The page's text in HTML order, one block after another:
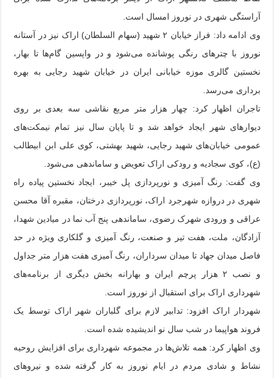
آراستگی شهری در نوروز امسال است.
وی ادامه داد: فراز خیابان ۲ شهید (سهام السلطان) اراک نیز در آستانه
نوروز با چترهای رنگی پوشانده می‌شود و در واپسین گام‌ها تا بهار،
نخستین گالری موزه خیابانی ایران در خیابان شهید رجایی به بهره
برداری می‌رسد.
تاجران اظهار کرد: چهار هزار متر مربع نقاشی سه بعدی بر روی
دیوارهای شهر ایجاد خواهد شد و تا پایان سال نیز تمام نیمکت‌های
عمومی خیابان‌های شهید رجایی، شهید بهشتی، کوی علی ابن ابیطالب
(ع)، کوی سجادیه و رودکی اراک تعویض و ساماندهی می‌شود.
وی گفت: رنگ آمیزی و نورپردازی پل خیبر، ایجاد نخستین پیاده راه
شهری در دروازه شهرجرد اراک، نورپردازی درختان، مقبره آقا محسن
عراقی و ورودی شهرک رضوی، ساماندهی پنج آب نما در میادین شهدا،
آزادگان، ملت، هفت تیر و صنعت، رنگ آمیزی و گلکاری ویژه در حد
فاصل میدان جهاد تا میدان سرداران، رنگ آمیزی هفت هزار متر جداول
و نصب ۲ هزار پرچم ایران و بهارانه بخش دیگری از برنامه‌های
شهرداری اراک برای استقبال از نوروز است.
شهردار اراک افزود: تدابیر لازم برای گلباران شهر اراک توسط یک
فروند هواپیما در شب سال نو اندیشیده شده است.
وی اظهار کرد: همه تلاش‌ها در مجموعه شهرداری برای افزایش روحیه
نشاط و شادی مردم در ایام نوروز به کار گرفته شده و نیروهای